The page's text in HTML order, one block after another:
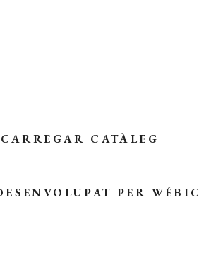
CATÀLEG
PER